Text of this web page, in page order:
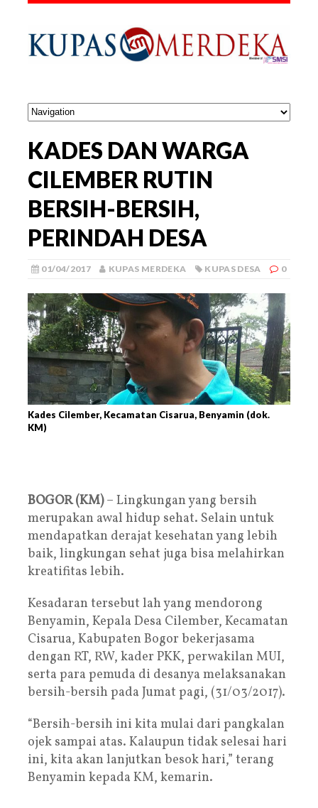
KADES DAN WARGA
CILEMBER RUTIN
BERSIH-BERSIH,
PERINDAH DESA
01/04/2017 KUPAS MERDEKA KUPAS DESA 0
Kades Cilember, Kecamatan Cisarua, Benyamin (dok.
KM)
BOGOR (KM)– Lingkungan yang bersih
merupakan awal hidup sehat. Selain untuk
mendapatkan derajat kesehatan yang lebih
baik, lingkungan sehat juga bisa melahirkan
kreatifitas lebih.
Kesadaran tersebut lah yang mendorong
Benyamin, Kepala Desa Cilember, Kecamatan
Cisarua, Kabupaten Bogor bekerjasama
dengan RT, RW, kader PKK, perwakilan MUI,
serta para pemuda di desanya melaksanakan
bersih-bersih pada Jumat pagi, (31/03/2017).
“Bersih-bersih ini kita mulai dari pangkalan
ojek sampai atas. Kalaupun tidak selesai hari
ini, kita akan lanjutkan besok hari,” terang
Benyamin kepada KM, kemarin.